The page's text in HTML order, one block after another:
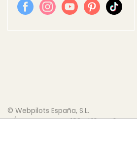
© Webpilots España, S.L.
C/ Doctor Trueta, 183, Pl.10 Pta.6